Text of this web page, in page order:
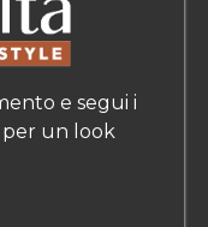
e segui i
per un look